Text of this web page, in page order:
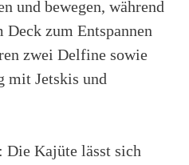
und bewegen, während
zum Entspannen
zwei Delfine sowie
mit Jetskis und
Die Kajüte lässt sich